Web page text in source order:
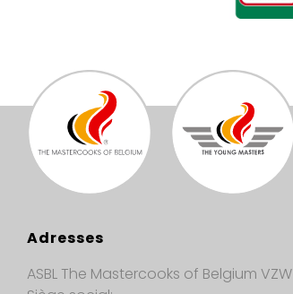
Adresses
ASBL The Mastercooks of Belgium VZW